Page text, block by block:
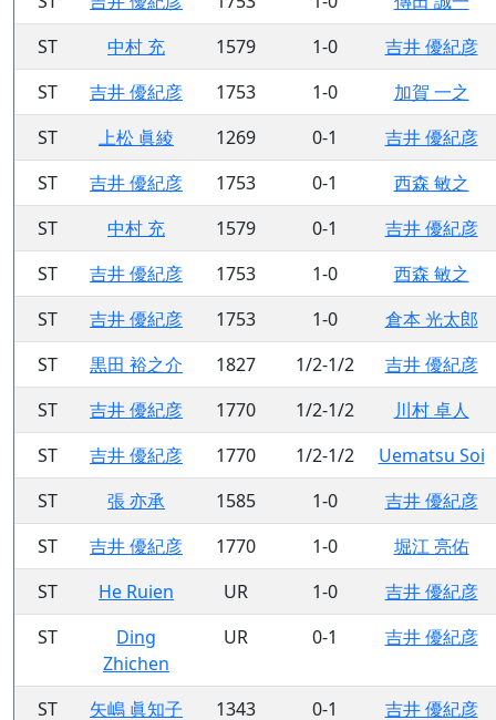
ST
中村 充 1579 1-0
吉井 優紀彦
ST
吉井 優紀彦 1753 1-0
加賀 一之
ST
上松 眞綾 1269 0-1
吉井 優紀彦
ST
吉井 優紀彦 1753 0-1
西森 敏之
ST
中村 充 1579 0-1
吉井 優紀彦
ST
吉井 優紀彦 1753 1-0
西森 敏之
ST
吉井 優紀彦 1753 1-0
倉本 光太郎
ST
黒田 裕之介 1827 1/2-1/2
吉井 優紀彦
ST
吉井 優紀彦 1770 1/2-1/2
川村 卓人
ST
吉井 優紀彦 1770 1/2-1/2
Uematsu Soi
ST
張 亦承 1585 1-0
吉井 優紀彦
ST
吉井 優紀彦 1770 1-0
堀江 亮佑
ST
He Ruien UR 1-0
吉井 優紀彦
ST
Ding
Zhichen
UR 0-1 吉井 優紀彦
ST 矢嶋 眞知子 1343 0-1
吉井 優紀彦